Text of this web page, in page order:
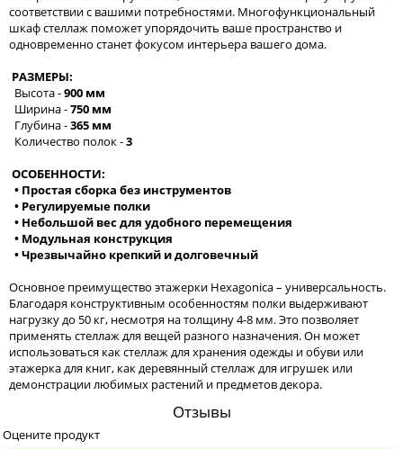
соответствии с вашими потребностями. Многофункциональный
шкаф стеллаж поможет упорядочить ваше пространство и
одновременно станет фокусом интерьера вашего дома.
РАЗМЕРЫ:
Высота -900 мм
Ширина -750 мм
Глубина -365 мм
Количество полок -3
ОСОБЕННОСТИ:
• Простая сборка без инструментов
• Регулируемые полки
• Небольшой вес для удобного перемещения
• Модульная конструкция
• Чрезвычайно крепкий и долговечный
Основное преимущество этажерки Hexagonica – универсальность.
Благодаря конструктивным особенностям полки выдерживают
нагрузку до 50 кг, несмотря на толщину 4-8 мм. Это позволяет
применять стеллаж для вещей разного назначения. Он может
использоваться как стеллаж для хранения одежды и обуви или
этажерка для книг, как деревянный стеллаж для игрушек или
демонстрации любимых растений и предметов декора.
Отзывы
Оцените продукт